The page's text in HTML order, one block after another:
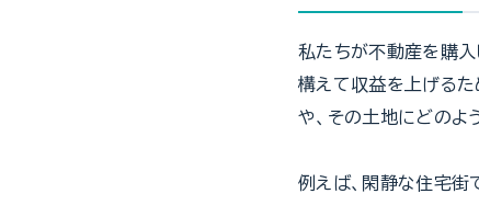
私たちが不動産を購入
構えて収益を上げるた
や、その土地にどのよ
例えば、閑静な住宅街